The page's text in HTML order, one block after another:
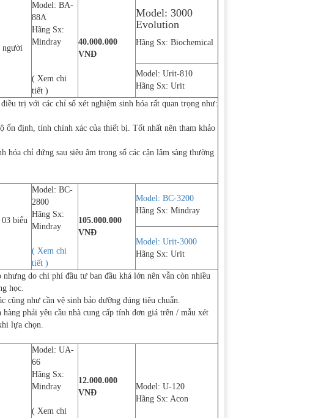
người
Model: BA-
88A
Hãng Sx:
Mindray
( Xem chi
tiết )
40.000.000
VNĐ
Model: 3000
Evolution
Hãng Sx: Biochemical
Model: Urit-810
Hãng Sx: Urit
trị với các chỉ số xét nghiệm sinh hóa rất quan trọng như:
ổn định, tính chính xác của thiết bị. Tốt nhất nên tham khảo
chỉ đứng sau siêu âm trong số các cận lâm sàng thường
biểu
Model: BC-
2800
Hãng Sx:
Mindray
( Xem chi
tiết )
105.000.000
VNĐ
Model: BC-3200
Hãng Sx: Mindray
Model: Urit-3000
Hãng Sx: Urit
do chi phí đầu tư ban đầu khá lớn nên vẫn còn nhiều
học.
như cần vệ sinh bảo dưỡng đúng tiêu chuẩn.
phải yêu cầu nhà cung cấp tính đơn giá trên / mẫu xét
lựa chọn.
Model: UA-
66
Hãng Sx:
Mindray
( Xem chi
12.000.000
VNĐ
Model: U-120
Hãng Sx: Acon